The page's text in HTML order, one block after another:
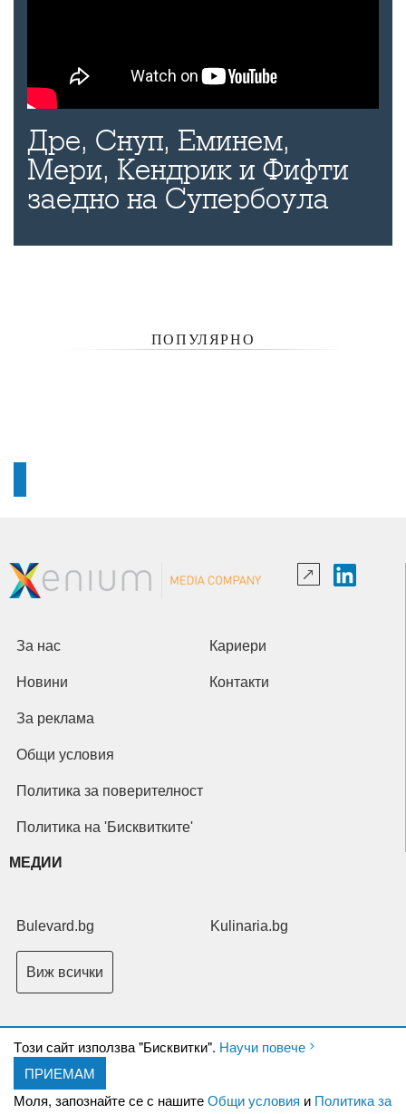
Дре, Снуп, Еминем,
Мери, Кендрик и Фифти
заедно на Супербоула
ПОПУЛЯРНО
Tози сайт използва "Бисквитки". Научи повече
ПРИЕМАМ
Моля, запознайте се с нашитеОбщи условия и Политика за
За нас Кариери
Новини Контакти
За реклама
Общи условия
Политика за поверителност
Политика на 'Бисквитките'
МЕДИИ
Bulevard.bg Kulinaria.bg
Виж всички
Copyright © 2026 Ксениум ООД. Всички права запазени.
XeniumCompany.com